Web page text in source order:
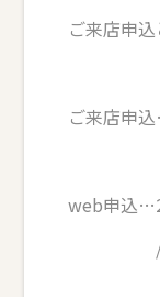
ご来店申
ご来店申
/ご来
web申込
/ご来